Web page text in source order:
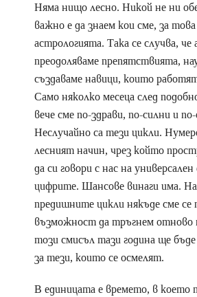
Няма нищо лесно. Никой не ни
важно е да знаем кои сме, за
астрологията. Така се случва, че
преодоляваме препятствията,
създаваме навици, които
Само няколко месеца след
вече сме по-здрави, по-силни и
Неслучайно са тези цикли.
лесният начин, чрез който
да си говори с нас на универсален
цифрите. Шансове винаги има.
предишните цикли някъде сме се
възможност да тръгнем отново
този смисъл тази година ще
за тези, които се осмелят.
В единицата е времето, в което